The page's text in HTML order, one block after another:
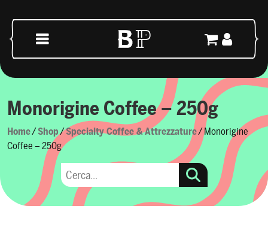
Main Navigation
Monorigine Coffee – 250g
Home/Shop/Specialty Coffee & Attrezzature/ Monorigine
Coffee – 250g